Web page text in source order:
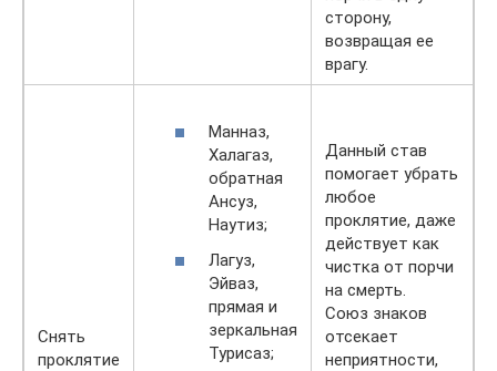
сторону,
возвращая ее
врагу.
Снять
проклятие
Манназ,
Халагаз,
обратная
Ансуз,
Наутиз;
Лагуз,
Эйваз,
прямая и
зеркальная
Турисаз;
Данный став
помогает убрать
любое
проклятие, даже
действует как
чистка от порчи
на смерть.
Союз знаков
отсекает
неприятности,